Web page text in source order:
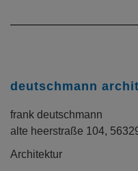
deutschmann
frank deutschmann
alte heerstraße 104,
Architektur